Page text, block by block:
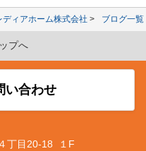
ィアホーム株式会社 ブログ一覧
プへ
い合わせ
丁目20-18 １F